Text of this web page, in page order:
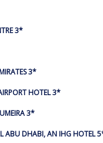
3*
3*
HOTEL 3*
3*
ABU DHABI, AN IHG HOTEL